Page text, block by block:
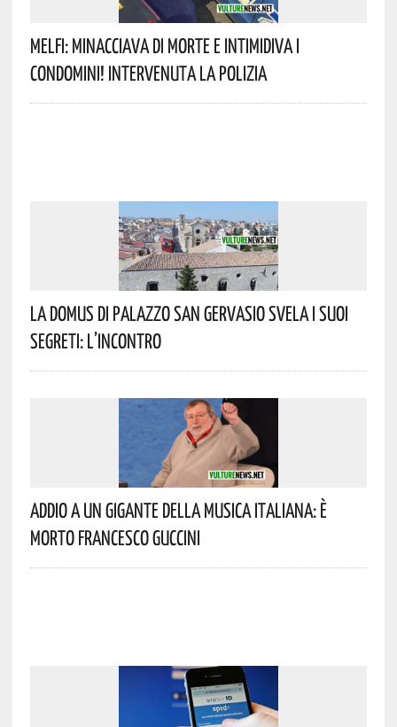
Melfi: Minacciava Di Morte E Intimidiva I
Condomini! Intervenuta La Polizia
La Domus Di Palazzo San Gervasio Svela I Suoi
Segreti: L’incontro
Addio A Un Gigante Della Musica Italiana: È
Morto Francesco Guccini